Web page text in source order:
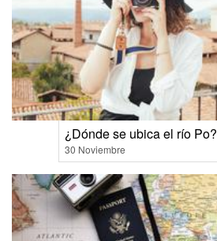
¿Dónde se ubica el río Po?
30 Noviembre